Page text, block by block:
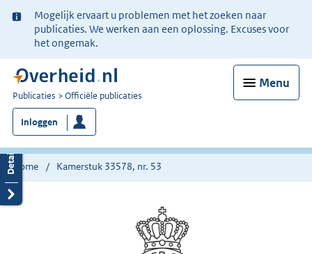
Ter
informatie:
Mogelijk ervaart u problemen met het zoeken naar
publicaties. We werken aan een oplossing. Excuses voor
het ongemak.
Menu
U
bent
nu
hier:
Publicaties Officiële publicaties
Inloggen
Home Kamerstuk 33578, nr. 53